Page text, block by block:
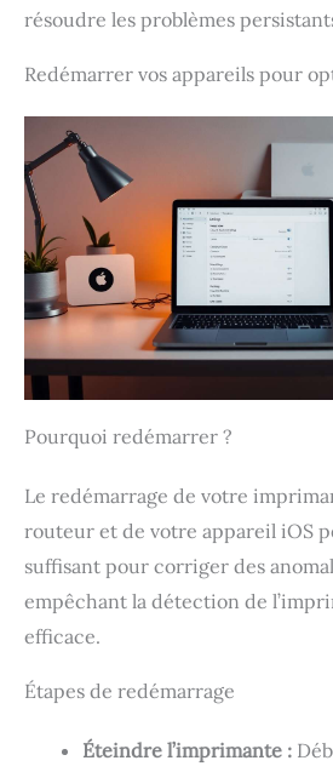
résoudre les problèmes
Redémarrer vos appareils pour
Pourquoi redémarrer ?
Le redémarrage de votre
routeur et de votre appareil iOS
suffisant pour corriger des
empêchant la détection de
efficace.
Étapes de redémarrage
Éteindre l’imprimante :